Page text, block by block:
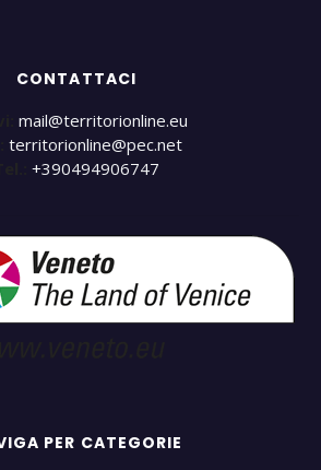
CONTATTACI
mail@territorionline.eu
territorionline@pec.net
+390494906747
PER CATEGORIE